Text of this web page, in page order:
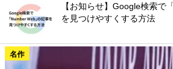
【お知らせ】Google検索で
を見つけやすくする方法
名作